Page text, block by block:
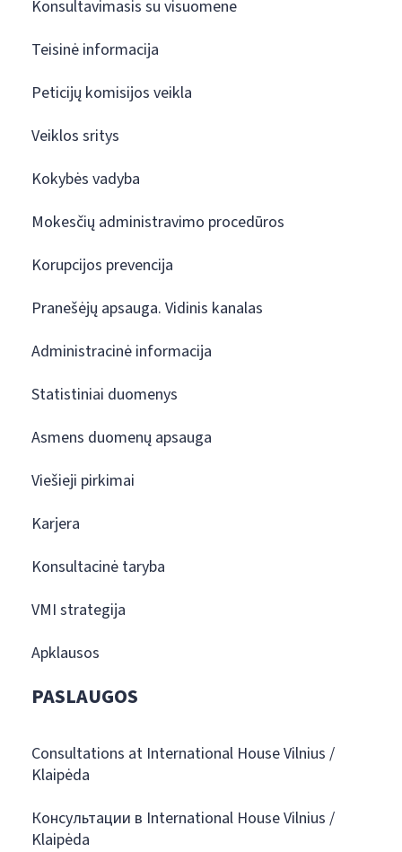
Konsultavimasis su visuomene
Teisinė informacija
Peticijų komisijos veikla
Veiklos sritys
Kokybės vadyba
Mokesčių administravimo procedūros
Korupcijos prevencija
Pranešėjų apsauga. Vidinis kanalas
Administracinė informacija
Statistiniai duomenys
Asmens duomenų apsauga
Viešieji pirkimai
Karjera
Konsultacinė taryba
VMI strategija
Apklausos
PASLAUGOS
Consultations at International House Vilnius /
Klaipėda
Консультации в International House Vilnius /
Klaipėda